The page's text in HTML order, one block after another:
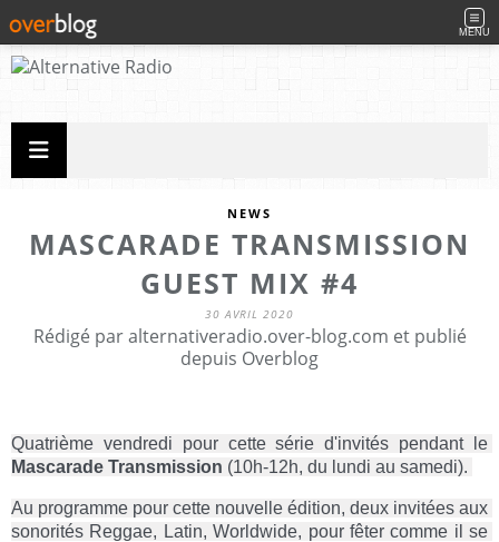
MENU
NEWS
MASCARADE TRANSMISSION
GUEST MIX #4
30 AVRIL 2020
Rédigé par alternativeradio.over-blog.com et publié
depuis Overblog
Mascarade Transmission (10h-12h, du lundi au samedi).
Au programme pour cette nouvelle édition, deux invitées aux
sonorités Reggae, Latin, Worldwide, pour fêter comme il se